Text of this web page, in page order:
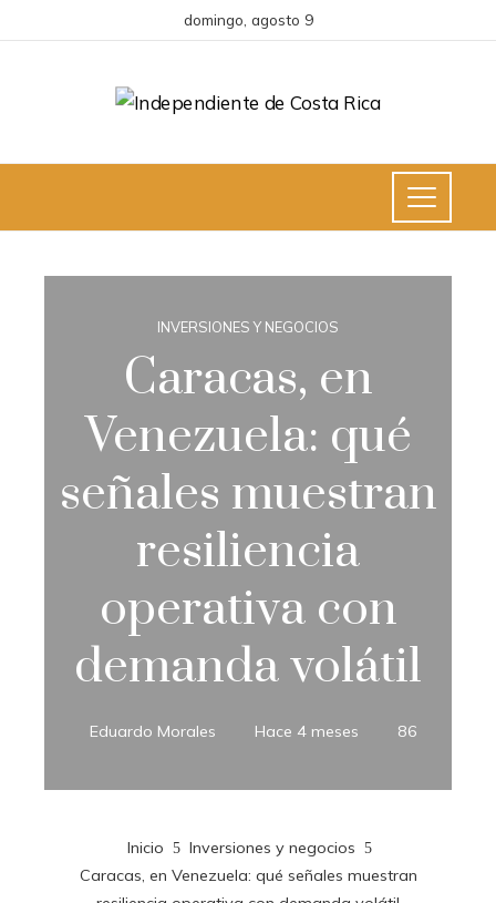
domingo, agosto 9
INVERSIONES Y NEGOCIOS
Caracas, en
Venezuela: qué
señales muestran
resiliencia
operativa con
demanda volátil
Eduardo Morales Hace 4 meses 86
Inicio
Inversiones y negocios
Caracas, en Venezuela: qué señales muestran